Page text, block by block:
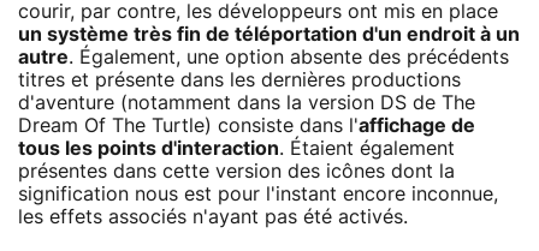
courir, par contre, les développeurs ont mis en place
un système très fin de téléportation d'un endroit à un
autre. Également, une option absente des précédents
titres et présente dans les dernières productions
d'aventure (notamment dans la version DS de The
Dream Of The Turtle) consiste dans l'affichage de
tous les points d'interaction. Étaient également
présentes dans cette version des icônes dont la
signification nous est pour l'instant encore inconnue,
les effets associés n'ayant pas été activés.